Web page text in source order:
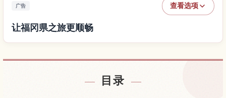
广告 查看选项
让福冈県之旅更顺畅
目录